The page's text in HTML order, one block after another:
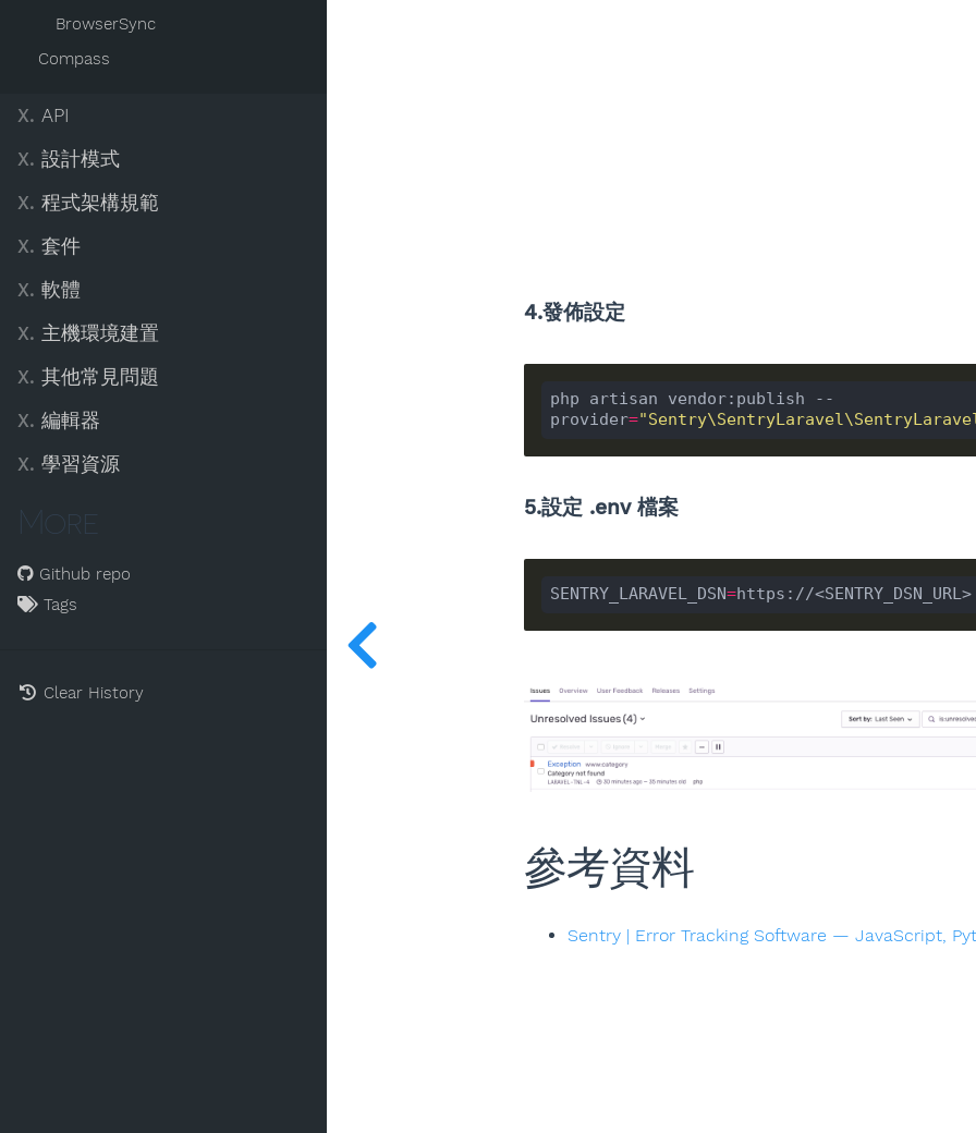
BrowserSync
Compass
X. API
X. 設計模式
X. 程式架構規範
X. 套件
X. 軟體
X. 主機環境建置
X. 其他常見問題
X. 編輯器
X. 學習資源
More
Github repo
Tags
Clear History
4.發佈設定
php artisan vendor:publish --
provider=
5.設定 .env 檔案
SENTRY_LARAVEL_DSN= https://<SENTRY_DSN_URL>
參考資料
Sentry | Error Tracking Software — JavaScript,